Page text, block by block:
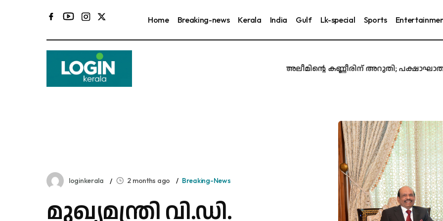
Home Breaking-news Kerala India Gulf Lk-special Sports
അബ്ദുൽ അലീമിന്റെ കണ്ണീരിന് അറുതി; പക്ഷാഘാതം
loginkerala 2 months ago Breaking-News
മുഖ്യമന്ത്രി വി.ഡി.